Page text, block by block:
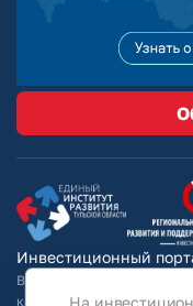
Инвестиционный
Вся информация на сайте
каких условиях не
На